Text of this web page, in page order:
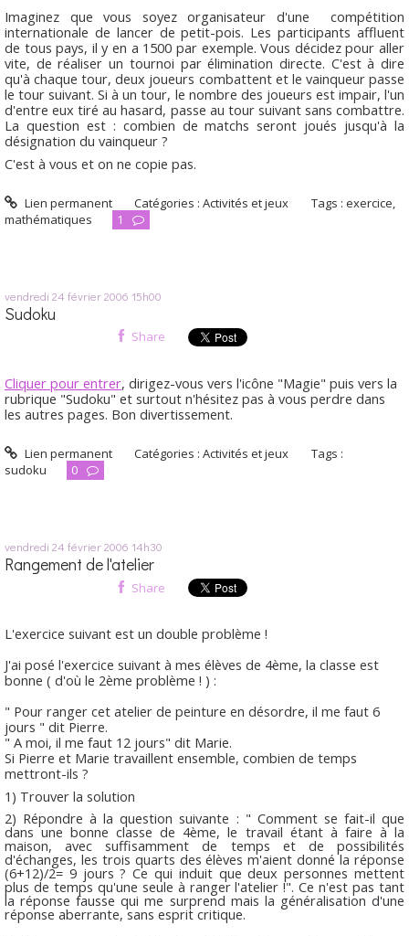
Imaginez que vous soyez organisateur d'une compétition
internationale de lancer de petit-pois. Les participants affluent
de tous pays, il y en a 1500 par exemple. Vous décidez pour aller
vite, de réaliser un tournoi par élimination directe. C'est à dire
qu'à chaque tour, deux joueurs combattent et le vainqueur passe
le tour suivant. Si à un tour, le nombre des joueurs est impair, l'un
d'entre eux tiré au hasard, passe au tour suivant sans combattre.
La question est : combien de matchs seront joués jusqu'à la
désignation du vainqueur ?
C'est à vous et on ne copie pas.
Lien permanent Catégories :Activités et jeux Tags :exercice,
mathématiques
1
vendredi 24 février 2006 15h00
Sudoku
Share
Cliquer pour entrer, dirigez-vous vers l'icône "Magie" puis vers la
rubrique "Sudoku" et surtout n'hésitez pas à vous perdre dans
les autres pages. Bon divertissement.
Lien permanent Catégories :Activités et jeux
Tags :
sudoku
0
vendredi 24 février 2006 14h30
Rangement de l'atelier
Share
L'exercice suivant est un double problème !
J'ai posé l'exercice suivant à mes élèves de 4ème, la classe est
bonne ( d'où le 2ème problème ! ) :
" Pour ranger cet atelier de peinture en désordre, il me faut 6
jours " dit Pierre.
" A moi, il me faut 12 jours" dit Marie.
Si Pierre et Marie travaillent ensemble, combien de temps
mettront-ils ?
1) Trouver la solution
2) Répondre à la question suivante : " Comment se fait-il que
dans une bonne classe de 4ème, le travail étant à faire à la
maison, avec suffisamment de temps et de possibilités
d'échanges, les trois quarts des élèves m'aient donné la réponse
(6+12)/2= 9 jours ? Ce qui induit que deux personnes mettent
plus de temps qu'une seule à ranger l'atelier !". Ce n'est pas tant
la réponse fausse qui me surprend mais la généralisation d'une
réponse aberrante, sans esprit critique.